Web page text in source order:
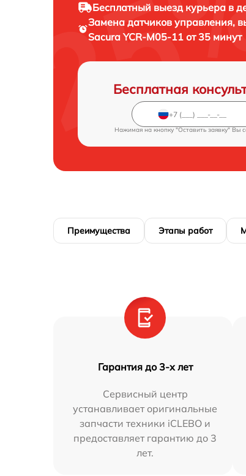
Бесплатный выезд курьера в
Замена датчиков управления,
Sacura YCR-M05-11 от 35 минут
Бесплатная
Нажимая на кнопку "Оставить заявку" Вы
Преимущества Этапы работ
Гарантия до 3-х лет
Сервисный центр
устанавливает оригинальные
запчасти техники iCLEBO и
предоставляет гарантию до 3
лет.